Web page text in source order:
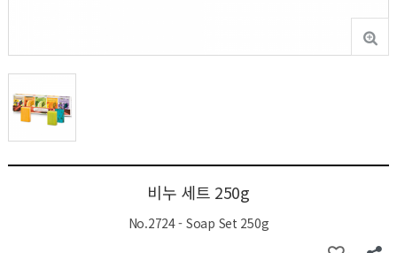
비누 세트 250g
No.2724 - Soap Set 250g